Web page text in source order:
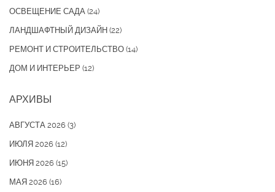
ОСВЕЩЕНИЕ САДА (24)
ЛАНДШАФТНЫЙ ДИЗАЙН (22)
РЕМОНТ И СТРОИТЕЛЬСТВО (14)
ДОМ И ИНТЕРЬЕР (12)
АРХИВЫ
АВГУСТА 2026 (3)
ИЮЛЯ 2026 (12)
ИЮНЯ 2026 (15)
МАЯ 2026 (16)